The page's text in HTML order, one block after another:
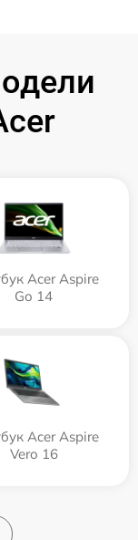
Acer Aspire
Go 14
Acer Aspire
Vero 16